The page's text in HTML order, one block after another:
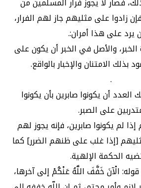
زادوا على مثليهم جاز لهم الفرار،
يرد على هذا أمران‏:‏‏.
الخبر، والأصل في الخبر أن يكون على
بذلك الامتنان والإخبار بالواقع‏.
‏‏.
العدد أن يكونوا صابرين بأن يكونوا
على الصبر‏.
لم يكونوا صابرين، فإنه يجوز لهم
‏[‏إذا غلب على ظنهم الضرر‏]‏ كما
الحكمة الإلهية‏.
‏‏الْآنَ خَفَّفَ اللَّهُ عَنْكُمْ‏‏ إلى آخرها،